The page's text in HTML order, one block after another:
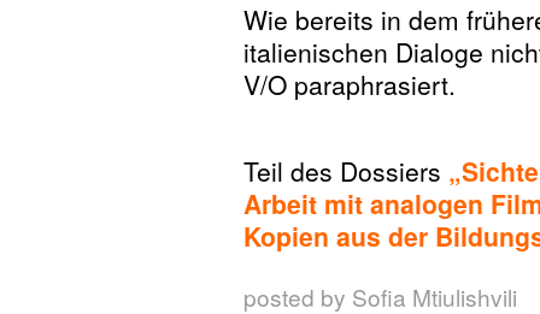
Wie bereits in dem
italienischen Dialoge
V/O paraphrasiert.
Teil des Dossiers
Arbeit mit analogen
Kopien aus der
posted by Sofia Mtiulishvili